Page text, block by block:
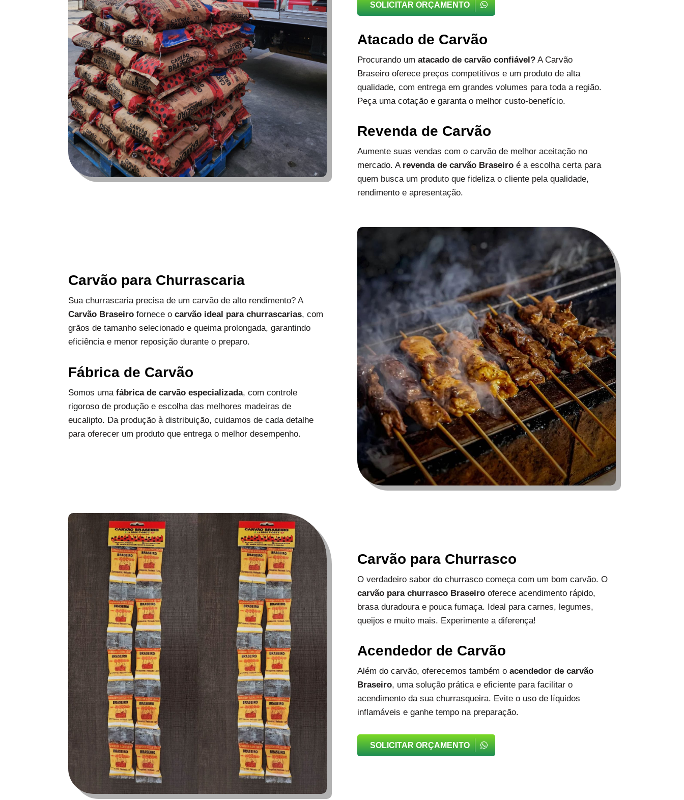
SOLICITAR ORÇAMENTO
Atacado de Carvão
Procurando um atacado de carvão confiável?A Carvão
Braseiro oferece preços competitivos e um produto de alta
qualidade, com entrega em grandes volumes para toda a região.
Peça uma cotação e garanta o melhor custo-benefício.
Revenda de Carvão
Aumente suas vendas com o carvão de melhor aceitação no
mercado. A revenda de carvão Braseiroé a escolha certa para
quem busca um produto que fideliza o cliente pela qualidade,
rendimento e apresentação.
Carvão para Churrascaria
Sua churrascaria precisa de um carvão de alto rendimento? A
Carvão Braseiro fornece ocarvão ideal para churrascarias, com
grãos de tamanho selecionado e queima prolongada, garantindo
eficiência e menor reposição durante o preparo.
Fábrica de Carvão
Somos umafábrica de carvão especializada, com controle
rigoroso de produção e escolha das melhores madeiras de
eucalipto. Da produção à distribuição, cuidamos de cada detalhe
para oferecer um produto que entrega o melhor desempenho.
Carvão para Churrasco
O verdadeiro sabor do churrasco começa com um bom carvão. O
carvão para churrasco Braseirooferece acendimento rápido,
brasa duradoura e pouca fumaça. Ideal para carnes, legumes,
queijos e muito mais. Experimente a diferença!
Acendedor de Carvão
Além do carvão, oferecemos também o acendedor de carvão
Braseiro, uma solução prática e eficiente para facilitar o
acendimento da sua churrasqueira. Evite o uso de líquidos
inflamáveis e ganhe tempo na preparação.
SOLICITAR ORÇAMENTO